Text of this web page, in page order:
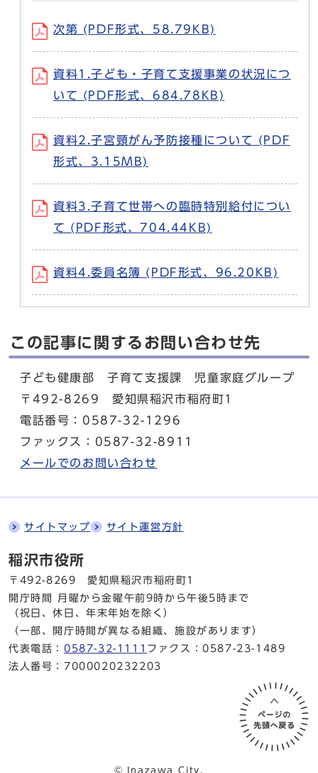
次第 (PDF形式、58.79KB)
資料1.子ども・子育て支援事業の状況につ
いて (PDF形式、684.78KB)
資料2.子宮頸がん予防接種について (PDF
形式、3.15MB)
資料3.子育て世帯への臨時特別給付につい
て (PDF形式、704.44KB)
資料4.委員名簿 (PDF形式、96.20KB)
この記事に関するお問い合わせ先
子ども健康部 子育て支援課 児童家庭グループ
〒492-8269 愛知県稲沢市稲府町1
電話番号：0587-32-1296
ファックス：0587-32-8911
メールでのお問い合わせ
サイトマップ サイト運営方針
稲沢市役所
〒492-8269 愛知県稲沢市稲府町1
開庁時間 月曜から金曜午前9時から午後5時まで
（祝日、休日、年末年始を除く）
（一部、開庁時間が異なる組織、施設があります）
代表電話： 0587-32-1111 ファクス：0587-23-1489
法人番号：7000020232203
© Inazawa City.